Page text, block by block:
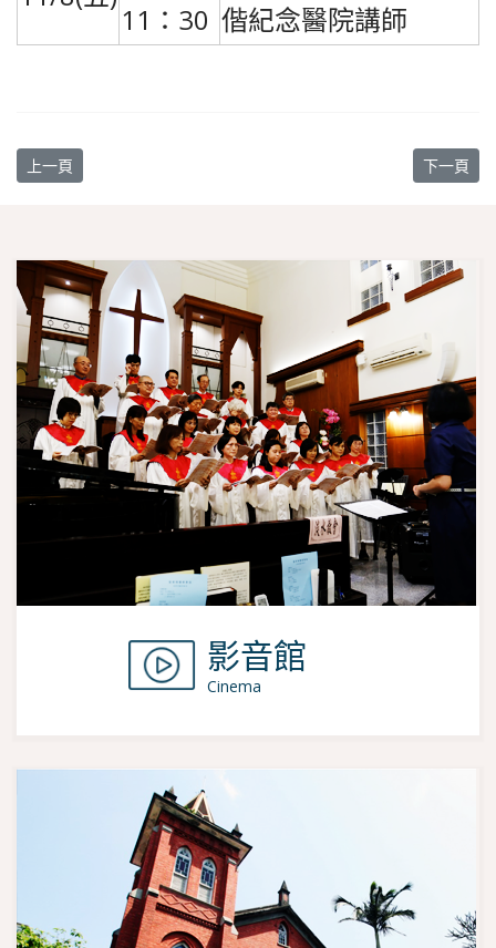
11：30 偕紀念醫院講師
上一篇文章: 預立醫療小天地
上一頁 下一篇文
下一頁
影音館
Cinema